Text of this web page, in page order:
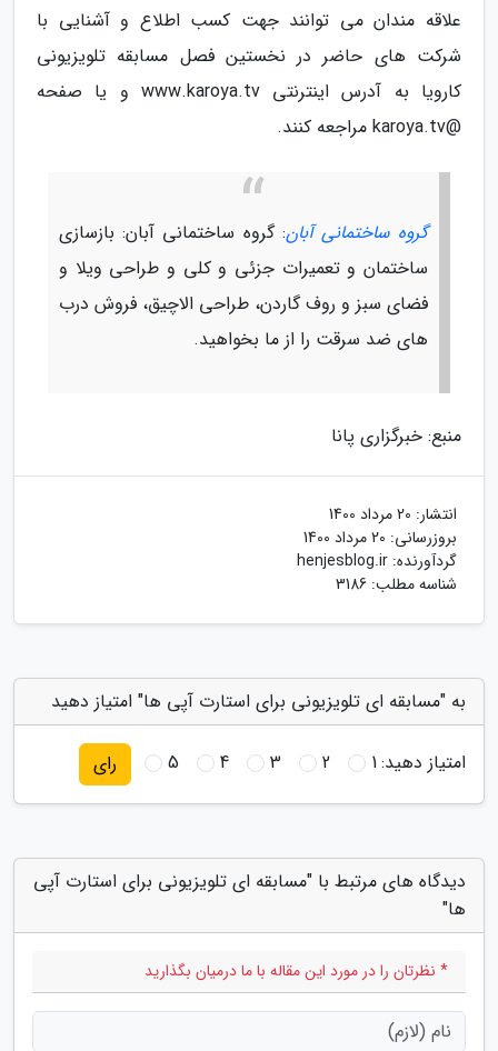
علاقه مندان می توانند جهت کسب اطلاع و آشنایی با
شرکت های حاضر در نخستین فصل مسابقه تلویزیونی
کارویا به آدرس اینترنتی www.karoya.tv و یا صفحه
@karoya.tv مراجعه کنند.
گروه ساختمانی آبان: گروه ساختمانی آبان: بازسازی
ساختمان و تعمیرات جزئی و کلی و طراحی ویلا و
فضای سبز و روف گاردن، طراحی الاچیق، فروش درب
های ضد سرقت را از ما بخواهید.
منبع: خبرگزاری پانا
انتشار: 20 مرداد 1400
بروزرسانی: 20 مرداد 1400
گردآورنده: henjesblog.ir
شناسه مطلب: 3186
به "مسابقه ای تلویزیونی برای استارت آپی ها" امتیاز دهید
امتیاز دهید:1
2
3
4
5 رای
دیدگاه های مرتبط با "مسابقه ای تلویزیونی برای استارت آپی
ها"
* نظرتان را در مورد این مقاله با ما درمیان بگذارید